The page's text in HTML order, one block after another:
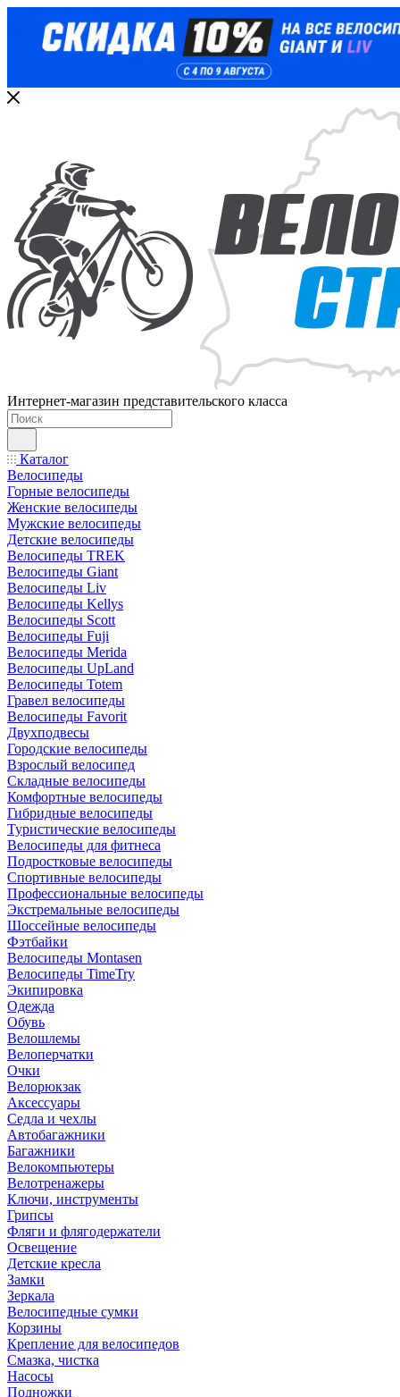
Интернет-магазин представительского класса
Каталог
Велосипеды
Горные велосипеды
Женские велосипеды
Мужские велосипеды
Детские велосипеды
Велосипеды TREK
Велосипеды Giant
Велосипеды Liv
Велосипеды Kellys
Велосипеды Scott
Велосипеды Fuji
Велосипеды Merida
Велосипеды UpLand
Велосипеды Totem
Гравел велосипеды
Велосипеды Favorit
Двухподвесы
Городские велосипеды
Взрослый велосипед
Складные велосипеды
Комфортные велосипеды
Гибридные велосипеды
Туристические велосипеды
Велосипеды для фитнеса
Подростковые велосипеды
Спортивные велосипеды
Профессиональные велосипеды
Экстремальные велосипеды
Шоссейные велосипеды
Фэтбайки
Велосипеды Montasen
Велосипеды TimeTry
Экипировка
Одежда
Обувь
Велошлемы
Велоперчатки
Очки
Велорюкзак
Аксессуары
Седла и чехлы
Автобагажники
Багажники
Велокомпьютеры
Велотренажеры
Ключи, инструменты
Грипсы
Фляги и флягодержатели
Освещение
Детские кресла
Замки
Зеркала
Велосипедные сумки
Корзины
Крепление для велосипедов
Смазка, чистка
Насосы
Подножки